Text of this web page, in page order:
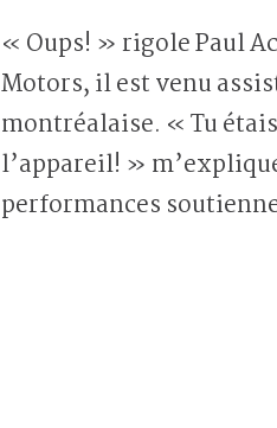
« Oups! » rigole Paul
Motors, il est venu
montréalaise. « Tu
l’appareil! »
performances